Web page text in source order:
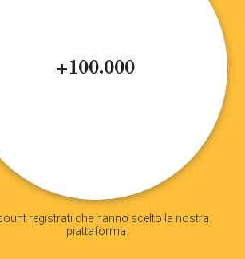
+100.000
registrati che hanno scelto la nostra
piattaforma